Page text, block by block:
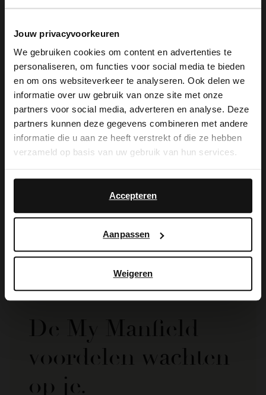
Jouw privacyvoorkeuren
We gebruiken cookies om content en advertenties te
personaliseren, om functies voor social media te bieden
en om ons websiteverkeer te analyseren. Ook delen we
informatie over uw gebruik van onze site met onze
partners voor social media, adverteren en analyse. Deze
partners kunnen deze gegevens combineren met andere
informatie die u aan ze heeft verstrekt of die ze hebben
verzameld op basis van uw gebruik van hun services.
Accepteren
Aanpassen
Weigeren
Donkerblauwe suède bootschoenen
83.99
De My Manfield
voordelen wachten
op je.
×
View this website in English?
It looks like your language isn't Dutch. Would
you like to switch to English?
English